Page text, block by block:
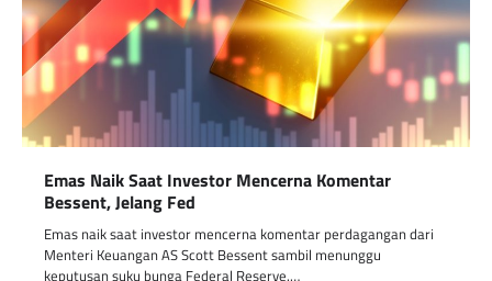
Emas Naik Saat Investor Mencerna Komentar
Bessent, Jelang Fed
Emas naik saat investor mencerna komentar perdagangan dari
Menteri Keuangan AS Scott Bessent sambil menunggu
keputusan suku bunga Federal Reserve.…